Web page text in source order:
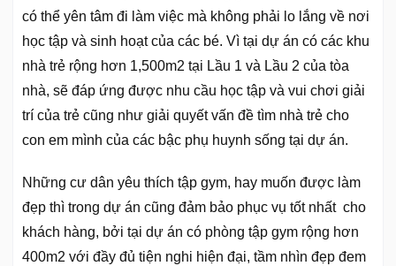
có thể yên tâm đi làm việc mà không phải lo lắng về nơi
học tập và sinh hoạt của các bé. Vì tại dự án có các khu
nhà trẻ rộng hơn 1,500m2 tại Lầu 1 và Lầu 2 của tòa
nhà, sẽ đáp ứng được nhu cầu học tập và vui chơi giải
trí của trẻ cũng như giải quyết vấn đề tìm nhà trẻ cho
con em mình của các bậc phụ huynh sống tại dự án.
Những cư dân yêu thích tập gym, hay muốn được làm
đẹp thì trong dự án cũng đảm bảo phục vụ tốt nhất cho
khách hàng, bởi tại dự án có phòng tập gym rộng hơn
400m2 với đầy đủ tiện nghi hiện đại, tầm nhìn đẹp đem